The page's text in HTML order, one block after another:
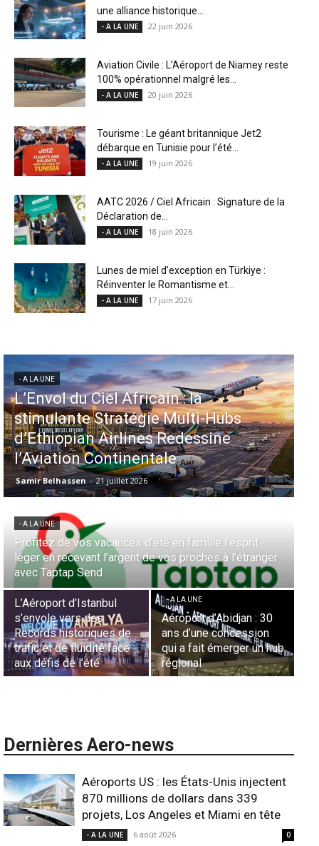
une alliance historique...
- A LA UNE 22 juin 2026
Aviation Civile : L’Aéroport de Niamey reste
100% opérationnel malgré les...
- A LA UNE 20 juin 2026
Tourisme : Le géant britannique Jet2
débarque en Tunisie pour l’été...
- A LA UNE 19 juin 2026
AATC 2026 / Ciel Africain : Signature de la
Déclaration de...
- A LA UNE 18 juin 2026
Lunes de miel d’exception en Türkiye :
Réinventer le Romantisme et...
- A LA UNE 17 juin 2026
- A LA UNE
Aéroports US : les États-Unis
injectent 870 millions de dollars
dans 339 projets, Los Angeles et
Miami en tête
Samir Belhassen - 6 août 2026
- A LA UNE
Aérien & Stratégie : Comment Royal Air Maroc fait de
la diaspora européenne le moteur de son hub de
Casablanca
- A LA UNE
Sécurité des frontières
aériennes en Afrique :
L’appel urgent à
l’harmonisation globale
- A LA UNE
Nominations : Sadri
Essid à la tête de la
Représentation d’Air
France en Tunisie et
Lionel Rault aux
commandes de la région
ANSCO
Dernières Aero-news
Aéroports US : les États-Unis injectent
870 millions de dollars dans 339
projets, Los Angeles et Miami en tête
- A LA UNE 6 août 2026 0